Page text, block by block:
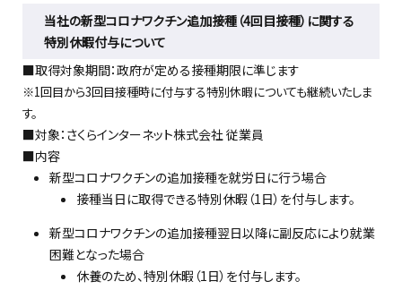
当社の新型コロナワクチン追加接種（4回目接種）に関する
特別休暇付与について
■取得対象期間：政府が定める接種期限に準じます
※1回目から3回目接種時に付与する特別休暇についても継続いたしま
す。
■対象：さくらインターネット株式会社 従業員
■内容
新型コロナワクチンの追加接種を就労日に行う場合
接種当日に取得できる特別休暇（1日）を付与します。
新型コロナワクチンの追加接種翌日以降に副反応により就業
困難となった場合
休養のため、特別休暇（1日）を付与します。